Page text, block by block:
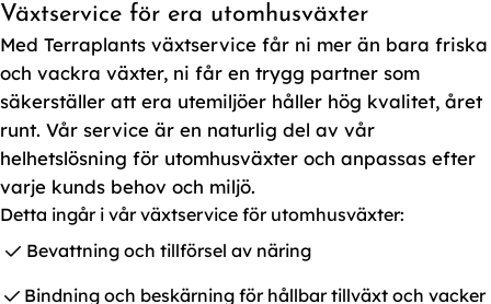
Växtservice för era utomhusväxter
Med Terraplants växtservice får ni mer än bara friska
och vackra växter, ni får en trygg partner som
säkerställer att era utemiljöer håller hög kvalitet, året
runt. Vår service är en naturlig del av vår
helhetslösning för utomhusväxter och anpassas efter
varje kunds behov och miljö.
Detta ingår i vår växtservice för utomhusväxter:
Bevattning och tillförsel av näring
Bindning och beskärning för hållbar tillväxt och vacker